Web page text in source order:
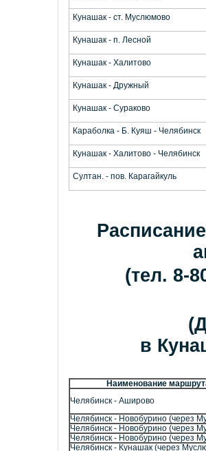
Кунашак - ст. Муслюмово
Кунашак - п. Лесной
Кунашак - Халитово
Кунашак - Дружный
Кунашак - Сураково
Караболка - Б. Куяш - Челябинск
Кунашак - Халитово - Челябинск
Султан. - пов. Карагайкуль
(тел. 8-
в
Наименование
Челябинск - Аширово
Челябинск - Новобурино (через
Челябинск - Новобурино (через
Челябинск - Новобурино (через
Челябинск - Кунашак (через